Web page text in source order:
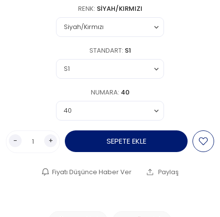
RENK: SIYAH/KIRMIZI
STANDART: S1
NUMARA: 40
- + SEPETE EKLE
Fiyatı Düşünce Haber Ver Paylaş